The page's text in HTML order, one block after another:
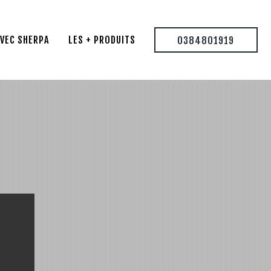
SHERPA LES + PRODUITS 0384801919